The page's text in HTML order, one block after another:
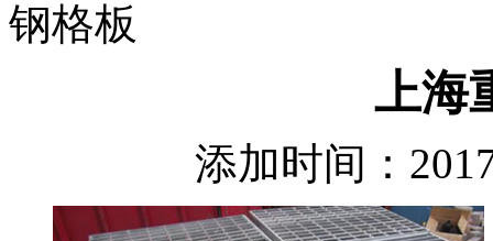
钢格板
上海
添加时间：